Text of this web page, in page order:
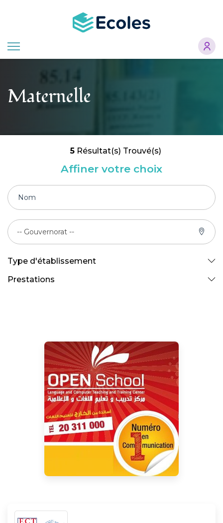
principal
Maternelle
5Résultat(s) Trouvé(s)
Affiner votre choix
-- Gouvernorat --
Type d'établissement
Prestations